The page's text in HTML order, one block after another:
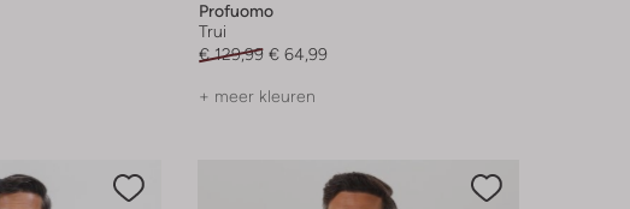
Profuomo
Trui
€ 129,99 € 64,99
+ meer kleuren